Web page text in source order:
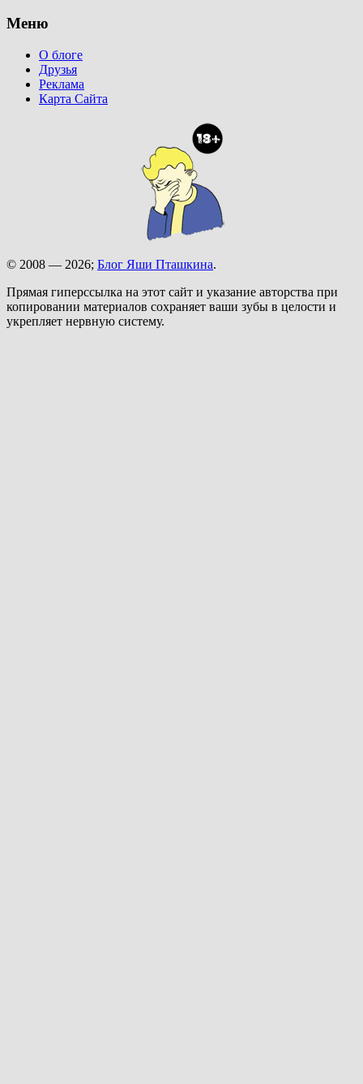
Меню
О блоге
Друзья
Реклама
Карта Сайта
© 2008 — 2026; Блог Яши Пташкина.
Прямая гиперссылка на этот сайт и указание авторства при
копировании материалов сохраняет ваши зубы в целости и
укрепляет нервную систему.